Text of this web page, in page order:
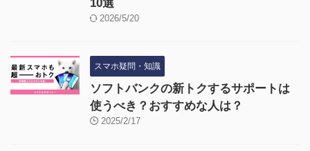
10選
2026/5/20
スマホ疑問・知識
ソフトバンクの新トクするサポートは
使うべき？おすすめな人は？
2025/2/17